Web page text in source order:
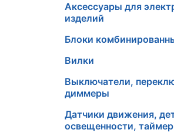
Аксессуары для
изделий
Блоки
Вилки
Выключатели,
диммеры
Датчики движения,
освещенности,